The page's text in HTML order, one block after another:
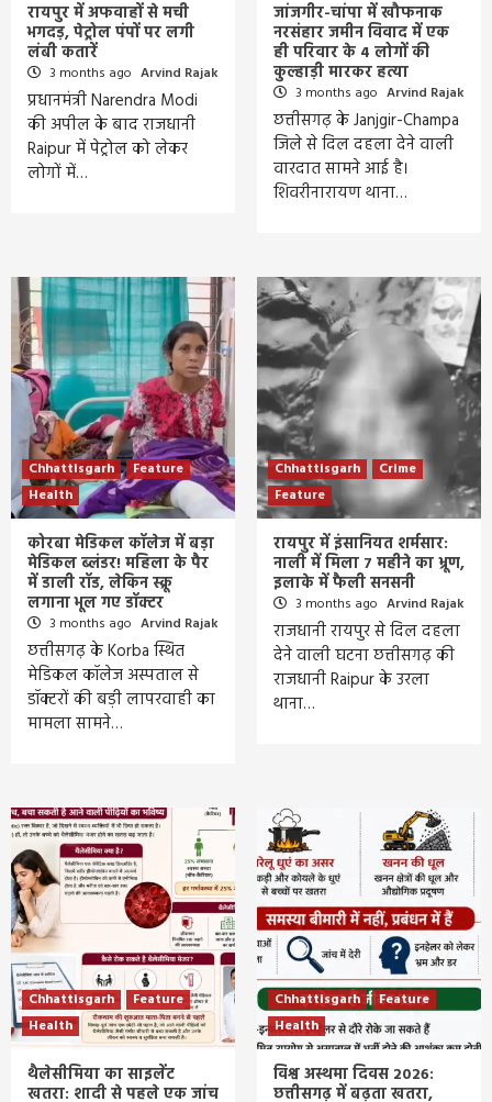
रायपुर में अफवाहों से मची
भगदड़, पेट्रोल पंपों पर लगी
लंबी कतारें
3 months ago Arvind Rajak
प्रधानमंत्री Narendra Modi
की अपील के बाद राजधानी
Raipur में पेट्रोल को लेकर
लोगों में…
जांजगीर-चांपा में खौफनाक
नरसंहार जमीन विवाद में एक
ही परिवार के 4 लोगों की
कुल्हाड़ी मारकर हत्या
3 months ago Arvind Rajak
छत्तीसगढ़ के Janjgir-Champa
जिले से दिल दहला देने वाली
वारदात सामने आई है।
शिवरीनारायण थाना…
Chhattisgarh
Feature
Health
कोरबा मेडिकल कॉलेज में बड़ा
मेडिकल ब्लंडर! महिला के पैर
में डाली रॉड, लेकिन स्क्रू
लगाना भूल गए डॉक्टर
3 months ago Arvind Rajak
छत्तीसगढ़ के Korba स्थित
मेडिकल कॉलेज अस्पताल से
डॉक्टरों की बड़ी लापरवाही का
मामला सामने…
Chhattisgarh
Crime
Feature
रायपुर में इंसानियत शर्मसार:
नाली में मिला 7 महीने का भ्रूण,
इलाके में फैली सनसनी
3 months ago Arvind Rajak
राजधानी रायपुर से दिल दहला
देने वाली घटना छत्तीसगढ़ की
राजधानी Raipur के उरला
थाना…
Chhattisgarh
Feature
Health
थैलेसीमिया का साइलेंट
खतरा: शादी से पहले एक जांच
Chhattisgarh
Feature
Health
विश्व अस्थमा दिवस 2026:
छत्तीसगढ़ में बढ़ता खतरा,